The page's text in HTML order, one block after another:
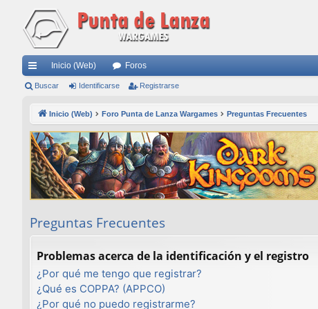
nl
rá
pi
do
Inicio (Web) Foros
Buscar Identificarse Registrarse
Inicio (Web) Foro Punta de Lanza Wargames Preguntas Frecuentes
Preguntas Frecuentes
Problemas acerca de la identificación y el registro
¿Por qué me tengo que registrar?
¿Qué es COPPA? (APPCO)
¿Por qué no puedo registrarme?